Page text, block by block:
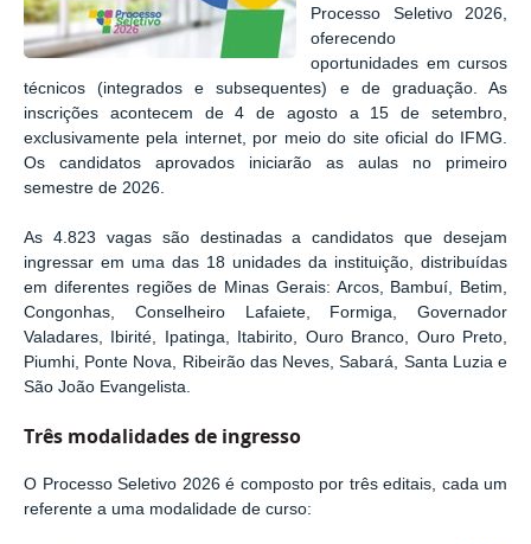
Processo Seletivo 2026,
oferecendo
oportunidades em cursos
técnicos (integrados e subsequentes) e de graduação. As
inscrições acontecem de 4 de agosto a 15 de setembro,
exclusivamente pela internet, por meio do site oficial do IFMG.
Os candidatos aprovados iniciarão as aulas no primeiro
semestre de 2026.
As 4.823
vagas são destinadas a candidatos que desejam
ingressar em uma das 18 unidades da instituição, distribuídas
em diferentes regiões de Minas Gerais: Arcos, Bambuí, Betim,
Congonhas, Conselheiro Lafaiete, Formiga, Governador
Valadares, Ibirité, Ipatinga, Itabirito, Ouro Branco, Ouro Preto,
Piumhi, Ponte Nova, Ribeirão das Neves, Sabará, Santa Luzia e
São João Evangelista.
Três modalidades de ingresso
O Processo Seletivo 2026 é composto por três editais, cada um
referente a uma modalidade de curso: